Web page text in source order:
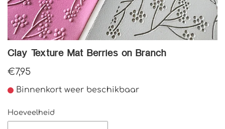
Clay Texture Mat Berries on Branch
€7,95
Binnenkort weer beschikbaar
Hoeveelheid